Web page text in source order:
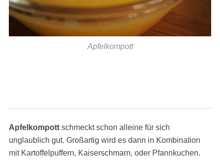
Apfelkompott
Apfelkompottschmeckt schon alleine für sich
unglaublich gut. Großartig wird es dann in Kombination
mit Kartoffelpuffern, Kaiserschmarn, oder Pfannkuchen.